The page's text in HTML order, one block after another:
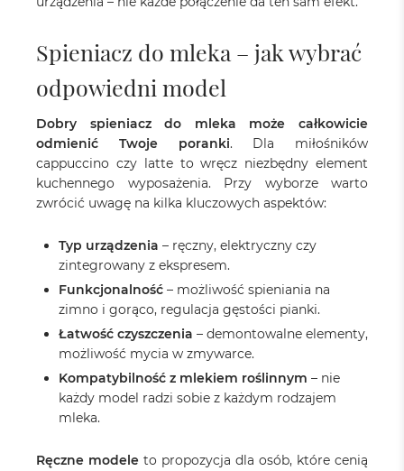
Spieniacz do mleka – jak wybrać
odpowiedni model
Dobry spieniacz do mleka może całkowicie
odmienić Twoje poranki. Dla miłośników
cappuccino czy latte to wręcz niezbędny element
kuchennego wyposażenia. Przy wyborze warto
zwrócić uwagę na kilka kluczowych aspektów:
Typ urządzenia – ręczny, elektryczny czy
zintegrowany z ekspresem.
Funkcjonalność – możliwość spieniania na
zimno i gorąco, regulacja gęstości pianki.
Łatwość czyszczenia – demontowalne elementy,
możliwość mycia w zmywarce.
Kompatybilność z mlekiem roślinnym – nie
każdy model radzi sobie z każdym rodzajem
mleka.
Ręczne modele to propozycja dla osób, które cenią